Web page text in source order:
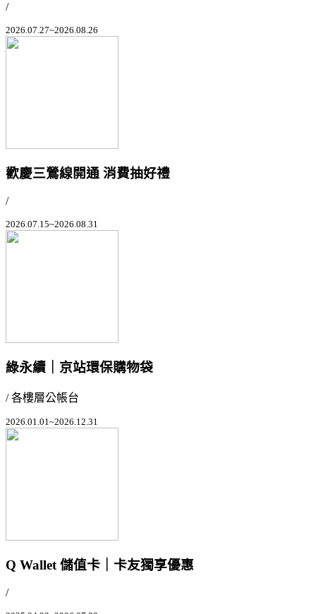
/
2026.07.27~2026.08.26
歡慶三鶯線開通 消費抽好禮
/
2026.07.15~2026.08.31
綠永續｜京站環保購物袋
/ 各樓層公帳台
2026.01.01~2026.12.31
Q Wallet 儲值卡｜卡友獨享優惠
/